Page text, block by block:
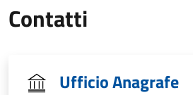
Contatti
Ufficio Anagrafe